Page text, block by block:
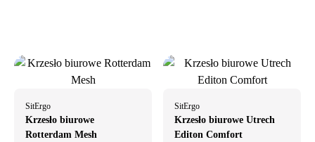
SitErgo
Krzesło biurowe
Rotterdam Mesh
SitErgo
Krzesło biurowe Utrech
Editon Comfort